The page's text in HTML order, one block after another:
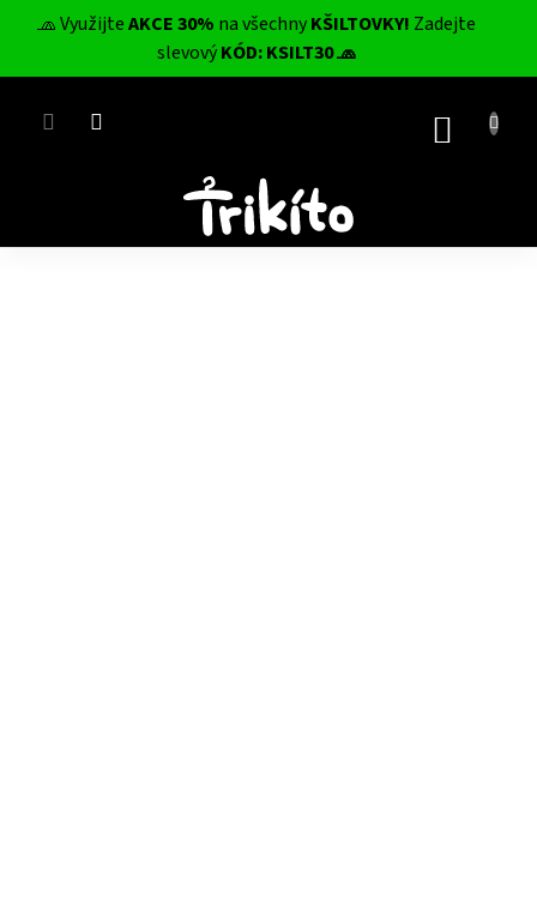
🧢 VyužijteAKCE 30% na všechnyKŠILTOVKY! Zadejte
slevovýKÓD: KSILT30 🧢
CZK